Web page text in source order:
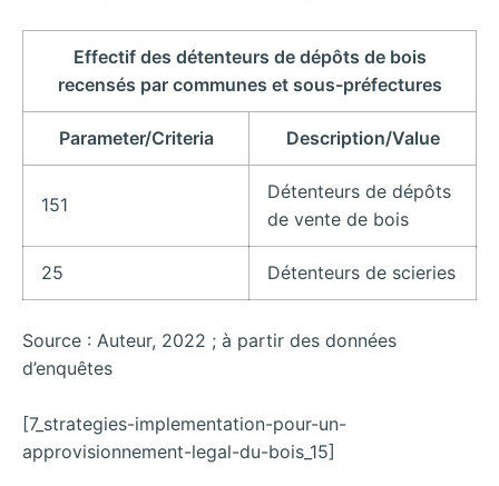
Effectif des détenteurs de dépôts de bois
recensés par communes et sous-préfectures
Parameter/Criteria Description/Value
151
Détenteurs de dépôts
de vente de bois
25 Détenteurs de scieries
Source : Auteur, 2022 ; à partir des données
d’enquêtes
[7_strategies-implementation-pour-un-
approvisionnement-legal-du-bois_15]